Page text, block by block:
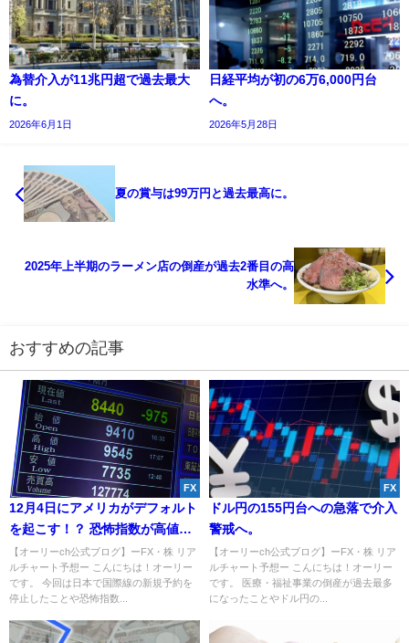
為替介入が11兆円超で過去最大
に。
2026年6月1日
日経平均が初の6万6,000円台
へ。
2026年5月28日
夏の賞与は99万円と過去最高に。
2025年上半期のラーメン店の倒産が過去2番目の高
水準へ。
おすすめの記事
FX
12月4日にアメリカがデフォルト
を起こす！？ 恐怖指数が高値更
新！
【オーリーch公式ブログ】ーFX・株 リア
ルチャート予想ー こんにちは！オーリー
です。 今回は日本で国際線の新規予約を
停止したことや恐怖指数...
FX
ドル円の155円台への急落で介入
警戒へ。
【オーリーch公式ブログ】ーFX・株 リア
ルチャート予想ー こんにちは！オーリー
です。 医療・福祉事業の倒産が過去最多
になったことやドル円の...